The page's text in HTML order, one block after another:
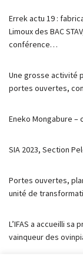
Errek actu 19 :
Limoux des BAC
conférence…
Une grosse activité
portes ouvertes,
Eneko Mongabure –
SIA 2023, Section
Portes ouvertes,
unité de
L’IFAS a accueilli
vainqueur des